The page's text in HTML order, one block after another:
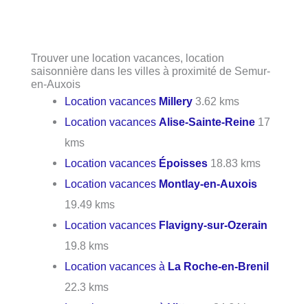
Trouver une location vacances, location
saisonnière dans les villes à proximité de Semur-
en-Auxois
Location vacances Millery 3.62 kms
Location vacancesAlise-Sainte-Reine 17
kms
Location vacances Époisses 18.83 kms
Location vacances Montlay-en-Auxois
19.49 kms
Location vacances Flavigny-sur-Ozerain
19.8 kms
Location vacances à La Roche-en-Brenil
22.3 kms